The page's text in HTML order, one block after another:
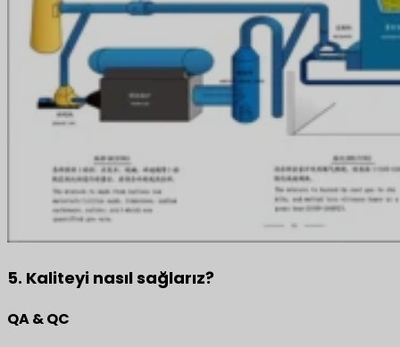
5. Kaliteyi nasıl sağlarız?
QA & QC